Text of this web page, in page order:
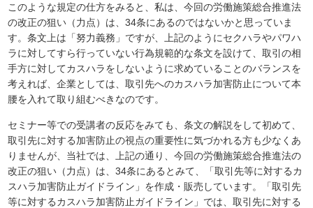
このような規定の仕方をみると、私は、今回の労働施策総合推進法
の改正の狙い（力点）は、34条にあるのではないかと思っていま
す。条文上は「努力義務」ですが、上記のようにセクハラやパワハ
ラに対してすら行っていない行為規範的な条文を設けて、取引の相
手方に対してカスハラをしないように求めていることのバランスを
考えれば、企業としては、取引先へのカスハラ加害防止について本
腰を入れて取り組むべきなのです。
セミナー等での受講者の反応をみても、条文の解説をして初めて、
取引先に対する加害防止の視点の重要性に気づかれる方も少なくあ
りませんが、当社では、上記の通り、今回の労働施策総合推進法の
改正の狙い（力点）は、34条にあるとみて、「取引先等に対するカ
スハラ加害防止ガイドライン」を作成・販売しています。「取引先
等に対するカスハラ加害防止ガイドライン」では、取引先に対する